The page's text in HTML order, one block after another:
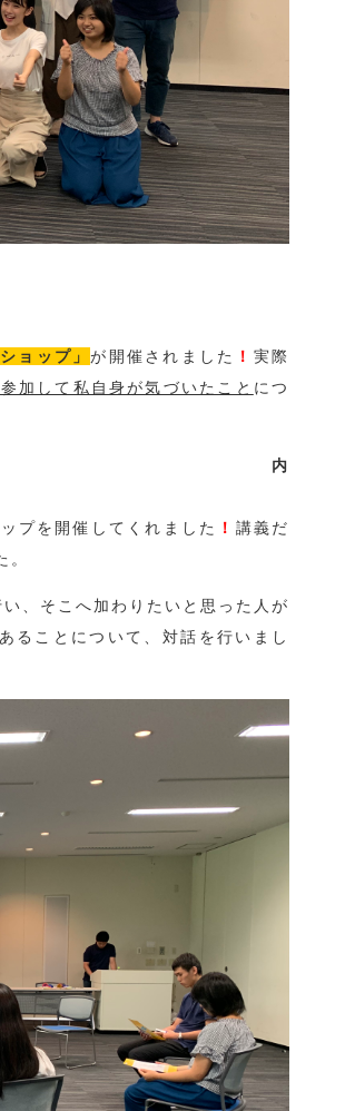
ョップ」が開催されました ！ 実際
して私自身が気づいたこと につ
プを開催してくれました
！ 講義だ
。
、そこへ加わりたいと思った人が
ることについて、対話を行いまし